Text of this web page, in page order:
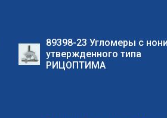
89398-23 Угломеры с
утвержденного типа
РИЦОПТИМА